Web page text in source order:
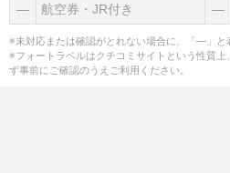
― 航空券・JR付き ―
※未対応または確認がとれない場合に、「―」と
※フォートラベルはクチコミサイトという性質
ず事前にご確認のうえご利用ください。